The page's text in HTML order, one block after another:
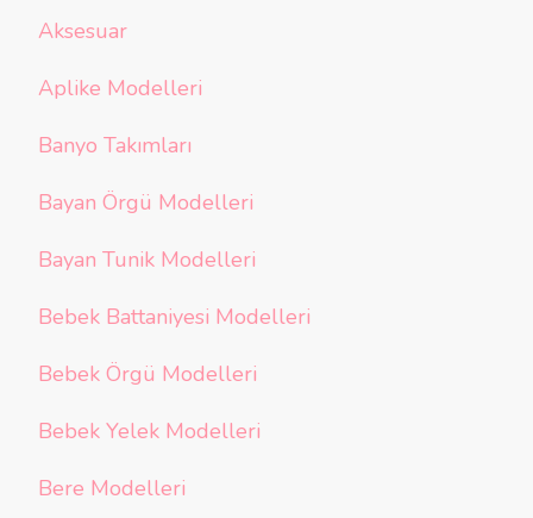
Aksesuar
Aplike Modelleri
Banyo Takımları
Bayan Örgü Modelleri
Bayan Tunik Modelleri
Bebek Battaniyesi Modelleri
Bebek Örgü Modelleri
Bebek Yelek Modelleri
Bere Modelleri